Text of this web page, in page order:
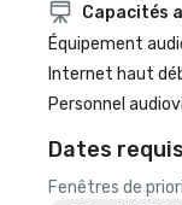
Capacités
Équipement
Internet haut
Personnel
Dates
Fenêtres de